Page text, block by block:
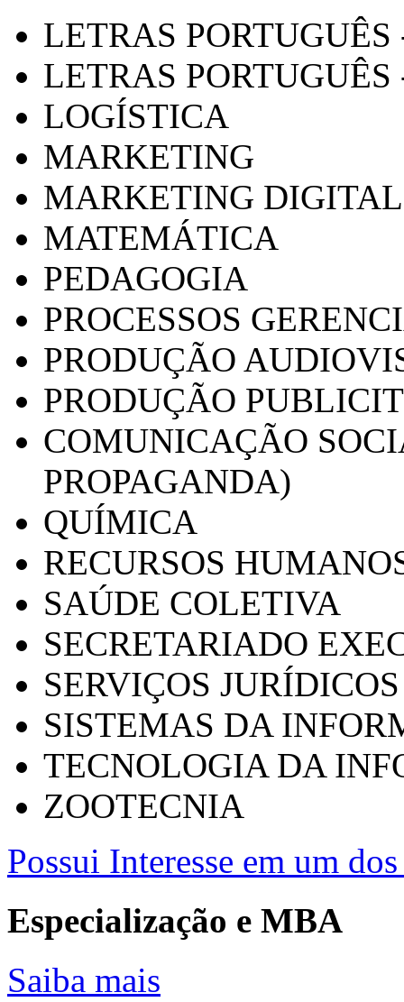
LETRAS
LETRAS PORTUGUÊS
LOGÍSTICA
MARKETING
MARKETING DIGITAL
MATEMÁTICA
PEDAGOGIA
PROCESSOS
PRODUÇÃO
PRODUÇÃO
COMUNICAÇÃO
PROPAGANDA)
QUÍMICA
RECURSOS
SAÚDE COLETIVA
SECRETARIADO
SERVIÇOS
SISTEMAS DA
TECNOLOGIA DA
ZOOTECNIA
Possui Interesse em um
Especialização e MBA
Saiba mais